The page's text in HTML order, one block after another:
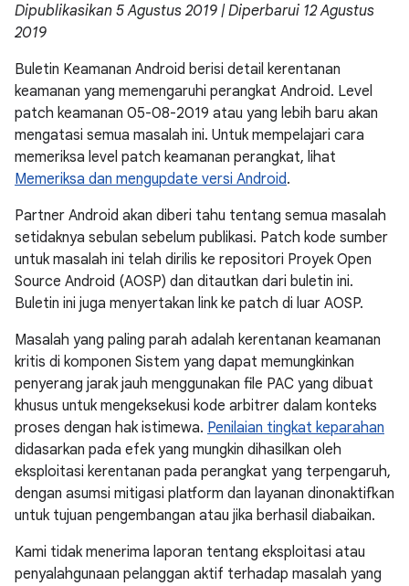
Dipublikasikan 5 Agustus 2019 | Diperbarui 12 Agustus
2019
Buletin Keamanan Android berisi detail kerentanan
keamanan yang memengaruhi perangkat Android. Level
patch keamanan 05-08-2019 atau yang lebih baru akan
mengatasi semua masalah ini. Untuk mempelajari cara
memeriksa level patch keamanan perangkat, lihat
Memeriksa dan mengupdate versi Android.
Partner Android akan diberi tahu tentang semua masalah
setidaknya sebulan sebelum publikasi. Patch kode sumber
untuk masalah ini telah dirilis ke repositori Proyek Open
Source Android (AOSP) dan ditautkan dari buletin ini.
Buletin ini juga menyertakan link ke patch di luar AOSP.
Masalah yang paling parah adalah kerentanan keamanan
kritis di komponen Sistem yang dapat memungkinkan
penyerang jarak jauh menggunakan file PAC yang dibuat
khusus untuk mengeksekusi kode arbitrer dalam konteks
proses dengan hak istimewa. Penilaian tingkat keparahan
didasarkan pada efek yang mungkin dihasilkan oleh
eksploitasi kerentanan pada perangkat yang terpengaruh,
dengan asumsi mitigasi platform dan layanan dinonaktifkan
untuk tujuan pengembangan atau jika berhasil diabaikan.
Kami tidak menerima laporan tentang eksploitasi atau
penyalahgunaan pelanggan aktif terhadap masalah yang